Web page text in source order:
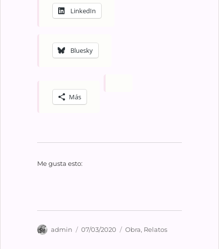
LinkedIn
Bluesky
Más
Me gusta esto:
Autor
admin
Publicado
07/03/2020 Categorías
Obra, Relatos